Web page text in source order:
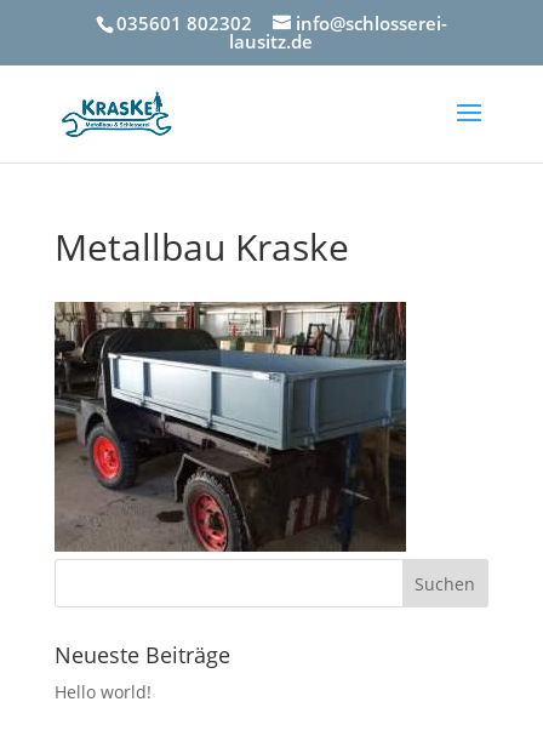
035601 802302 info@schlosserei-
lausitz.de
Metallbau Kraske
Neueste Beiträge
Hello world!